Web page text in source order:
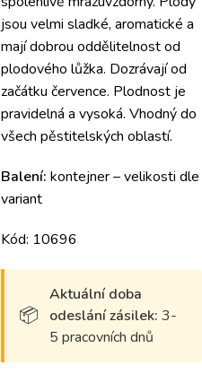
jsou velmi sladké, aromatické a
mají dobrou oddělitelnost od
plodového lůžka. Dozrávají od
začátku července. Plodnost je
pravidelná a vysoká. Vhodný do
všech pěstitelských oblastí.
Balení: kontejner – velikosti dle
variant
Kód: 10696
Aktuální doba
odeslání zásilek: 3-
5 pracovních dnů